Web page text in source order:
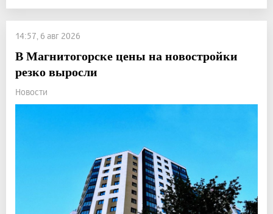
14:57, 6 авг 2026
В Магнитогорске цены на новостройки
резко выросли
Новости